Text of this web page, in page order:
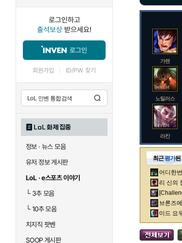
로그인하고
출석보상 받으세요!
로그인
회원가입 ID/PW 찾기
LoL 화제 집중
정보 · 뉴스 모음
유저 정보 게시판
LoL · e스포츠 이야기
└3추 모음
└10추 모음
치지직 팟벤
SOOP 게시판
가렌
노틸러스
라칸
로크
말자하
최근평가된
어디한
리 신의
브론즈
미드 요